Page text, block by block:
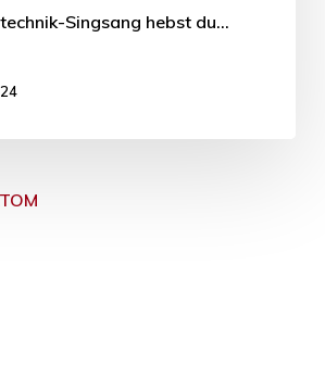
Singsang hebst du…